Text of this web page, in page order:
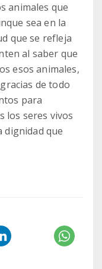
animales que
sea en la
que se refleja
al saber que
esos animales,
de todo
para
los seres vivos
dignidad que